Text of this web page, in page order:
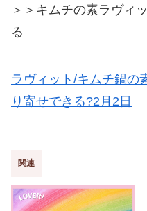
＞＞キムチの素ラヴィ
る
ラヴィット/キムチ鍋の
り寄せできる?2月2日
関連